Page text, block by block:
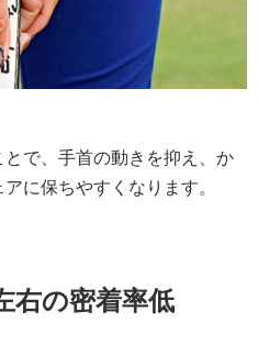
で、手首の動きを抑え、か
に保ちやすくなります。
右の密着率低